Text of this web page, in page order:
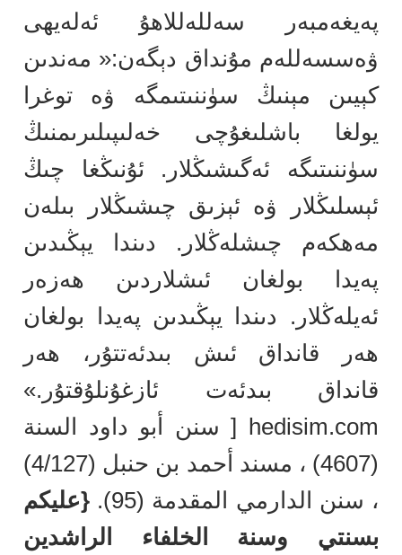
پەيغەمبەر سەللەللاھۇ ئەلەيھى
ۋەسسەللەم مۇنداق دېگەن:« مەندىن
كېيىن مېنىڭ سۈننىتىمگە ۋە توغرا
يولغا باشلىغۇچى خەلىپىلىرىمنىڭ
سۈننىتىگە ئەگىشىڭلار. ئۇنىڭغا چىڭ
ئېسلىڭلار ۋە ئېزىق چىشىڭلار بىلەن
مەھكەم چىشلەڭلار. دىندا يېڭىدىن
پەيدا بولغان ئىشلاردىن ھەزەر
ئەيلەڭلار. دىندا يېڭىدىن پەيدا بولغان
ھەر قانداق ئىش بىدئەتتۇر، ھەر
قانداق بىدئەت ئازغۇنلۇقتۇر.»
hedisim.com [ سنن أبو داود السنة
(4607) ، مسند أحمد بن حنبل (4/127)
، سنن الدارمي المقدمة (95).
{عليكم
بسنتي وسنة الخلفاء الراشدين